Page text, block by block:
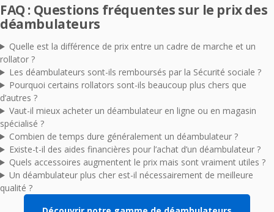
FAQ : Questions fréquentes sur le prix des
déambulateurs
Quelle est la différence de prix entre un cadre de marche et un
rollator ?
Les déambulateurs sont-ils remboursés par la Sécurité sociale ?
Pourquoi certains rollators sont-ils beaucoup plus chers que
d’autres ?
Vaut-il mieux acheter un déambulateur en ligne ou en magasin
spécialisé ?
Combien de temps dure généralement un déambulateur ?
Existe-t-il des aides financières pour l’achat d’un déambulateur ?
Quels accessoires augmentent le prix mais sont vraiment utiles ?
Un déambulateur plus cher est-il nécessairement de meilleure
qualité ?